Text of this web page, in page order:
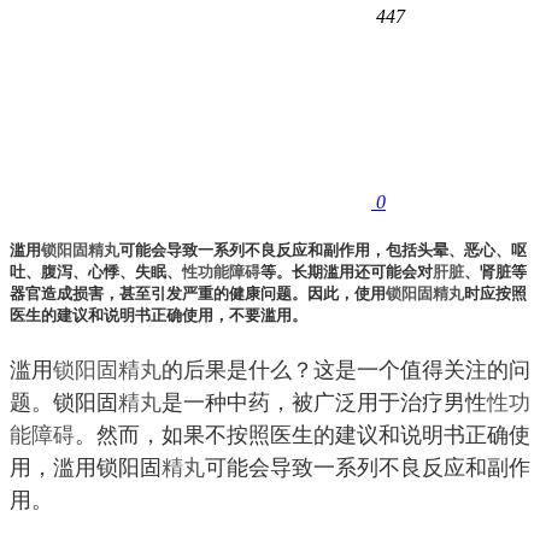
447
0
滥用锁阳固精丸可能会导致一系列不良反应和副作用，包括头晕、恶心、呕
吐、腹泻、心悸、失眠、性功能障碍等。长期滥用还可能会对肝脏、肾脏等
器官造成损害，甚至引发严重的健康问题。因此，使用锁阳固精丸时应按照
医生的建议和说明书正确使用，不要滥用。
滥用锁阳固精丸的后果是什么？这是一个值得关注的问
题。锁阳固精丸是一种中药，被广泛用于治疗男性性功
能障碍。然而，如果不按照医生的建议和说明书正确使
用，滥用锁阳固精丸可能会导致一系列不良反应和副作
用。